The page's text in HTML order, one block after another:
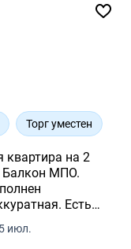
Торг уместен
квартира на 2
Балкон МПО.
Есть
надежные
Большой
июл.